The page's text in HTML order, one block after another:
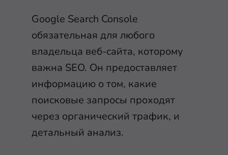
Google Search Console
обязательная для любого
владельца веб-сайта, которому
важна SEO. Он предоставляет
информацию о том, какие
поисковые запросы проходят
через органический трафик, и
детальный анализ.